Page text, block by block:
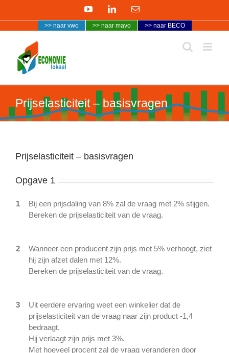
YouTubeLinkedInE-
>> naar vwo >> naar mavo >> naar BECO
Prijselasticiteit – basisvragen
Prijselasticiteit – basisvragen
Opgave 1
1
Bij een prijsdaling van 8% zal de vraag met 2% stijgen.
Bereken de prijselasticiteit van de vraag.
2
Wanneer een producent zijn prijs met 5% verhoogt, ziet
hij zijn afzet dalen met 12%.
Bereken de prijselasticiteit van de vraag.
3
Uit eerdere ervaring weet een winkelier dat de
prijselasticiteit van de vraag naar zijn product -1,4
bedraagt.
Hij verlaagt zijn prijs met 3%.
Met hoeveel procent zal de vraag veranderen door